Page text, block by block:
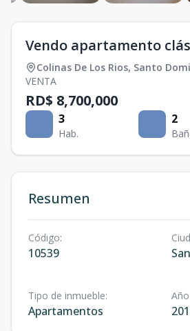
Vendo apartamento
Colinas De Los Rios, Santo
VENTA
RD$ 8,700,000
3
Hab.
2
Resumen
Código:
10539
Tipo de inmueble:
Apartamentos